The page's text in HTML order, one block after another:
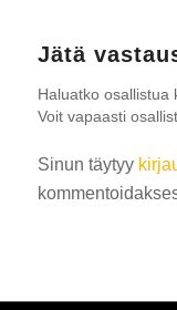
Jätä
Haluatko osallistua
Voit vapaasti
Sinun täytyy